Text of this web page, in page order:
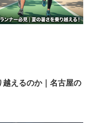
越えるのか｜名古屋の